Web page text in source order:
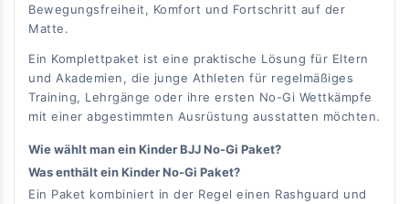
Bewegungsfreiheit, Komfort und Fortschritt auf der
Matte.
Ein Komplettpaket ist eine praktische Lösung für Eltern
und Akademien, die junge Athleten für regelmäßiges
Training, Lehrgänge oder ihre ersten No-Gi Wettkämpfe
mit einer abgestimmten Ausrüstung ausstatten möchten.
Wie wählt man ein Kinder BJJ No-Gi Paket?
Was enthält ein Kinder No-Gi Paket?
Ein Paket kombiniert in der Regel einen Rashguard und